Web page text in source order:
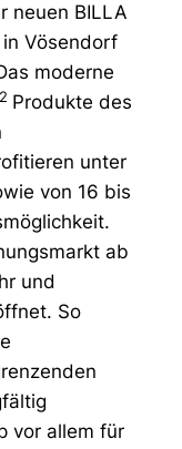
neuen BILLA
Vösendorf
moderne
2 Produkte des
unter
von 16 bis
ab
und
So
vor allem für